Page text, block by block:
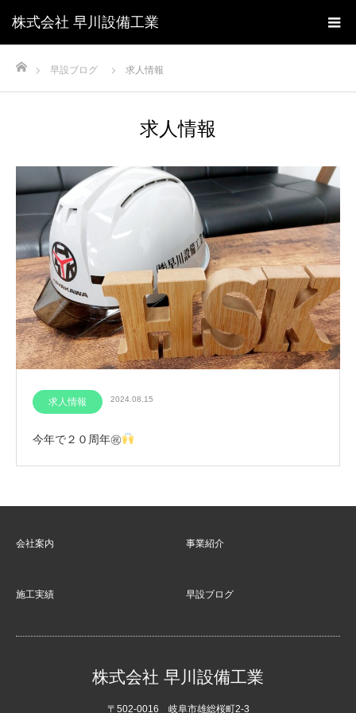
株式会社 早川設備工業
早設ブログ 求人情報
求人情報
求人情報 2024.08.15
今年で２０周年㊗
会社案内 事業紹介
施工実績 早設ブログ
株式会社 早川設備工業
〒502-0016 岐阜市雄総桜町2-3